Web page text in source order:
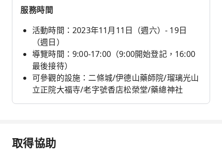
服務時間
活動時間：2023年11月11日（週六）- 19日
（週日）
導覽時間：9:00-17:00（9:00開始登記，16:00
最後接待）
可參觀的設施：二條城/伊德山藥師院/瑠璃光山
立正院大福寺/老字號香店松榮堂/藥總神社
取得協助